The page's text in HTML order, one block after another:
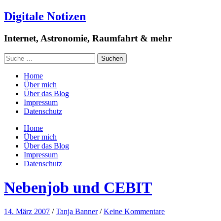
Digitale Notizen
Internet, Astronomie, Raumfahrt & mehr
Home
Über mich
Über das Blog
Impressum
Datenschutz
Home
Über mich
Über das Blog
Impressum
Datenschutz
Nebenjob und CEBIT
14. März 2007 /Tanja Banner /Keine Kommentare